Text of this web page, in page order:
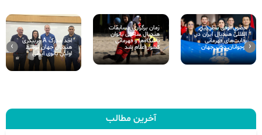
حضور موفق ناظر بین
المللی هندبال‌ ایران در
رقابت‌های قهرمانی
نوجوانان دختر جهان
زمان برگزاری مسابقات
هندبال ساحلی بانوان
باشگاه‌ها و قهرمانی
کشور اعلام شد
اخذ مدرک A مربیگری
هندبال جهان توسط
اولین بانوی ایرانی
‹
›
آخرین مطالب